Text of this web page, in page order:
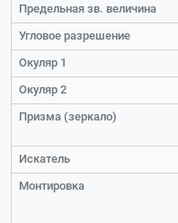
Предельная зв. величина
Угловое разрешение
Окуляр 1
Окуляр 2
Призма (зеркало)
Искатель
Монтировка